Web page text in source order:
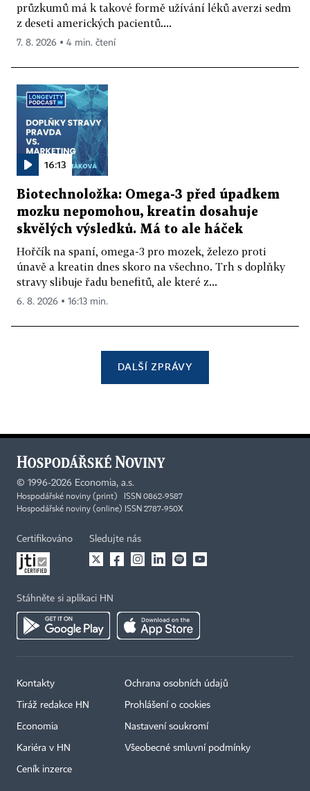
průzkumů má k takové formě užívání léků averzi sedm
z deseti amerických pacientů....
7. 8. 2026 ▪ 4 min. čtení
16:13
Biotechnoložka: Omega-3 před úpadkem
mozku nepomohou, kreatin dosahuje
skvělých výsledků. Má to ale háček
Hořčík na spaní, omega-3 pro mozek, železo proti
únavě a kreatin dnes skoro na všechno. Trh s doplňky
stravy slibuje řadu benefitů, ale které z...
6. 8. 2026 ▪ 16:13 min.
DALŠÍ ZPRÁVY
© 1996-2026 Economia, a.s.
Hospodářské noviny (print) ISSN 0862-9587
Hospodářské noviny (online) ISSN 2787-950X
Certifikováno Sledujte nás
Stáhněte si aplikaci HN
Kontakty
Tiráž redakce HN
Economia
Kariéra v HN
Ceník inzerce
Ochrana osobních údajů
Prohlášení o cookies
Nastavení soukromí
Všeobecné smluvní podmínky